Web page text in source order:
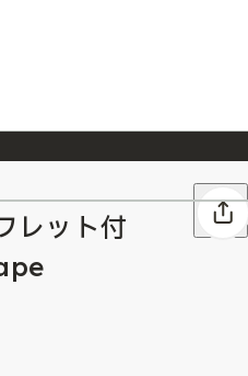
ONE PIECEカード付き同梱版』発売延期のご案内
レット付